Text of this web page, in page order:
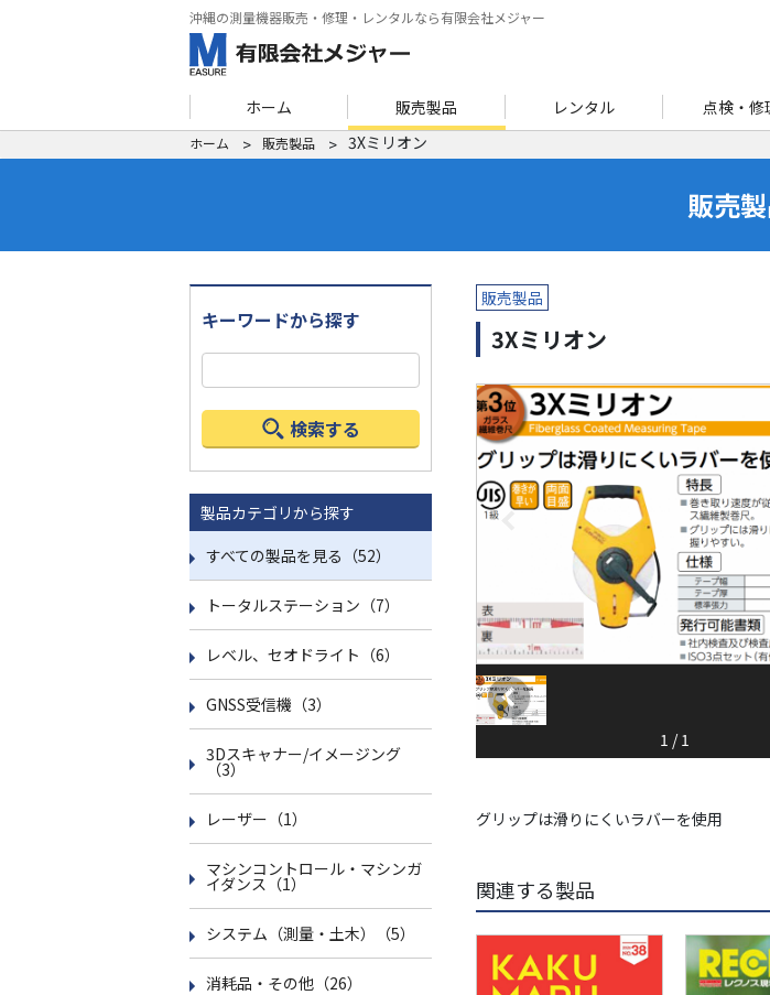
沖縄の測量機器販売・修理・レンタルなら有限会社メジャー
ホーム 販売製品 レンタル 点検・修
ホーム 販売製品 3Xミリオン
販売
販売製品
3Xミリオン
1 /1
グリップは滑りにくいラバーを使用
関連する製品
キーワードから探す
検索する
製品カテゴリから探す
すべての製品を見る（52）
トータルステーション（7）
レベル、セオドライト（6）
GNSS受信機（3）
3Dスキャナー/イメージング
（3）
レーザー（1）
マシンコントロール・マシンガ
イダンス（1）
システム（測量・土木）（5）
消耗品・その他（26）